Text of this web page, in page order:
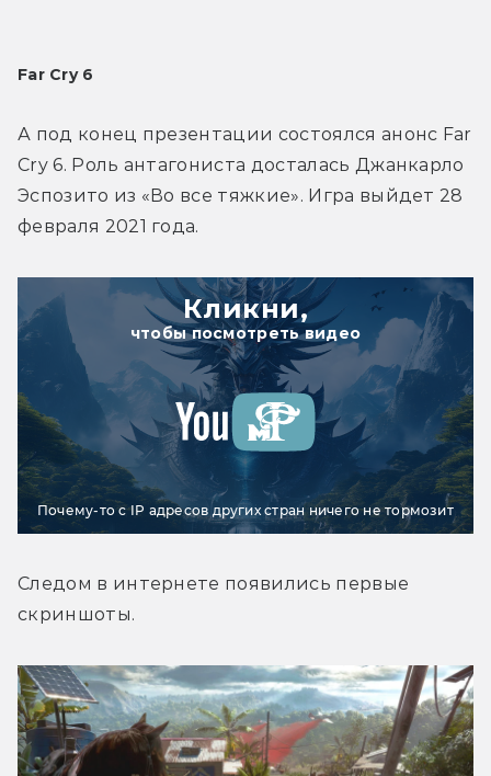
Far Cry 6
А под конец презентации состоялся анонс Far
Cry 6. Роль антагониста досталась Джанкарло
Эспозито из «Во все тяжкие». Игра выйдет 28
февраля 2021 года.
Кликни,
чтобы посмотреть видео
Почему-то с IP адресов других стран ничего не тормозит
Следом в интернете появились первые
скриншоты.